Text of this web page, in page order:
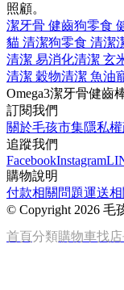
照顧。
潔牙骨 健齒狗零食
貓 清潔狗零食 清潔
清潔 易消化清潔 玄
清潔 穀物清潔 魚油
Omega3潔牙骨健齒
訂閱我們
關於毛孩市集隱私權
追蹤我們
FacebookInstagram
購物說明
付款相關問題運送
© Copyright 2026 毛
首頁分類購物車找